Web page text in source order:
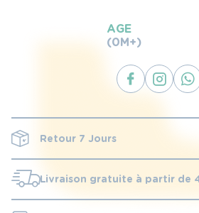
AGE
(0M+)
Retour 7 Jours
Livraison gratuite à partir de